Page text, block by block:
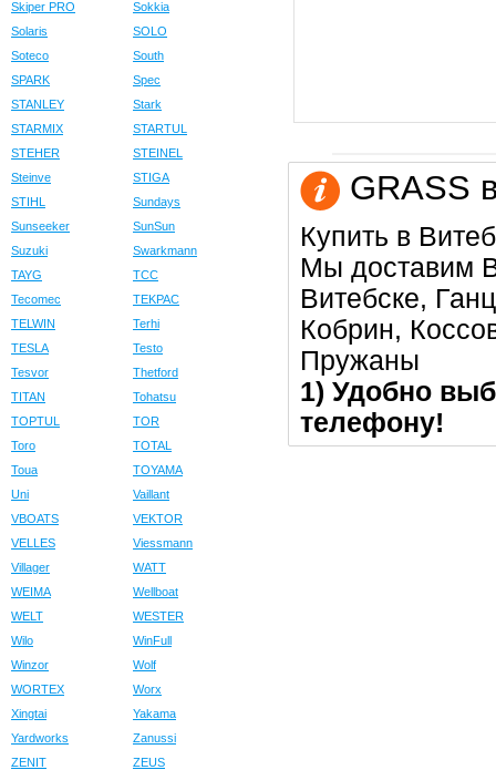
Skiper PRO
Sokkia
Solaris
SOLO
Soteco
South
SPARK
Spec
STANLEY
Stark
STARMIX
STARTUL
STEHER
STEINEL
Steinve
STIGA
STIHL
Sundays
Sunseeker
SunSun
Suzuki
Swarkmann
TAYG
TCC
Tecomec
TEKPAC
TELWIN
Terhi
TESLA
Testo
Tesvor
Thetford
TITAN
Tohatsu
TOPTUL
TOR
Toro
TOTAL
Toua
TOYAMA
Uni
Vaillant
VBOATS
VEKTOR
VELLES
Viessmann
Villager
WATT
WEIMA
Wellboat
WELT
WESTER
Wilo
WinFull
Winzor
Wolf
WORTEX
Worx
Xingtai
Yakama
Yardworks
Zanussi
ZENIT
ZEUS
GRASS
Купить в
Мы доставим
Витебске,
Кобрин,
Пружаны
1) Удобно
телефону!